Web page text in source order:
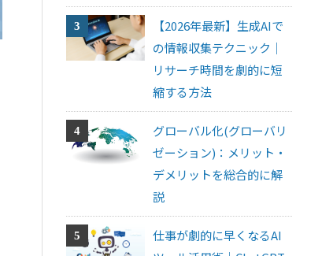
【2026年最新】生成AIで
の情報収集テクニック｜
リサーチ時間を劇的に短
縮する方法
グローバル化(グローバリ
ゼーション)：メリット・
デメリットを総合的に解
説
仕事が劇的に早くなるAI